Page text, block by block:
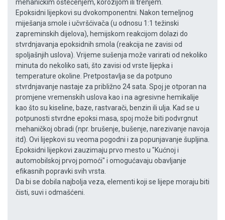
mehaničkim oštećenjem, korozijom ili trenjem.
Epoksidni lijepkovi su dvokomponentni. Nakon temeljnog
miješanja smole i učvršćivača (u odnosu 1:1 težinski
zapreminskih dijelova), hemijskom reakcijom dolazi do
stvrdnjavanja epoksidnih smola (reakcija ne zavisi od
spoljašnjih uslova). Vrijeme sušenja može varirati od nekoliko
minuta do nekoliko sati, što zavisi od vrste lijepka i
temperature okoline. Pretpostavlja se da potpuno
stvrdnjavanje nastaje za približno 24 sata. Spoj je otporan na
promjene vremenskih uslova kao i na agresivne hemikalije
kao što su kiseline, baze, rastvarači, benzin ili ulja. Kad se u
potpunosti stvrdne epoksi masa, spoj može biti podvrgnut
mehaničkoj obradi (npr. brušenje, bušenje, narezivanje navoja
itd). Ovi lijepkovi su veoma pogodni i za popunjavanje šupljina.
Epoksidni lijepkovi zauzimaju prvo mesto u "Kućnoj i
automobilskoj prvoj pomoći" i omogućavaju obavljanje
efikasnih popravki svih vrsta.
Da bi se dobila najbolja veza, elementi koji se lijepe moraju biti
čisti, suvi i odmašćeni.